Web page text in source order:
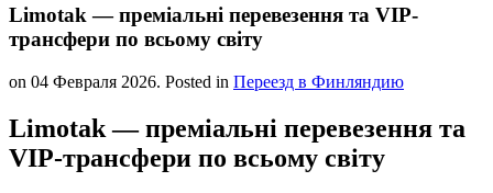
Limotak — преміальні перевезення та VIP-
трансфери по всьому світу
on 04 Февраля 2026. Posted in Переезд в Финляндию
Limotak — преміальні перевезення та
VIP-трансфери по всьому світу